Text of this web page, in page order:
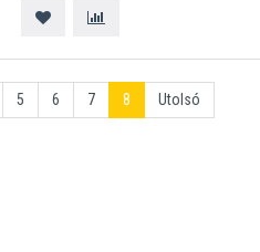
5 6 7 8 Utolsó